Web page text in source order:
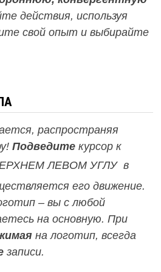
действия, используя
свой опыт и выбирайте
распространяя
Подведитекурсор к
ЛЕВОМ УГЛУ в
его движение.
– вы с любой
на основную. При
на логотип, всегда
записи.